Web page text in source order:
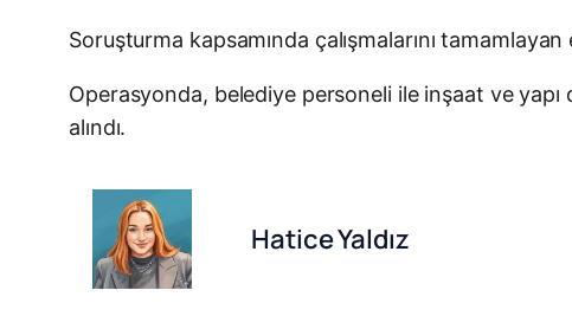
Soruşturma kapsamında çalışmalarını
Operasyonda, belediye personeli ile inşaat ve yapı
alındı.
Hatice Yaldız